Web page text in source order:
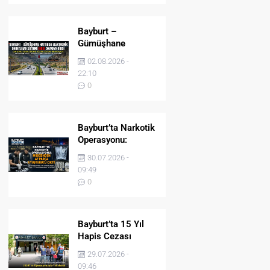
Bayburt –
Gümüşhane
Hattında Elektronik
Denetleme Sistemi
(EDS) Devreye Girdi
02.08.2026 -
22:10
0
Bayburt’ta Narkotik
Operasyonu:
Midesinden 47
Parça Uyuşturucu
Çıktı!
30.07.2026 -
09:49
0
Bayburt’ta 15 Yıl
Hapis Cezası
Bulunan Şahıs
JASAT’ın
29.07.2026 -
09:46